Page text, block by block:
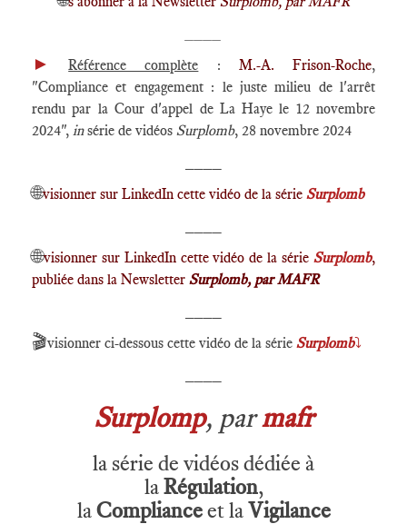
►Référence complète : M.-A. Frison-Roche,
"Compliance et engagement : le juste milieu de l'arrêt
rendu par la Cour d'appel de La Haye le 12 novembre
2024", insérie de vidéos Surplomb, 28 novembre 2024
🌐visionner sur LinkedIn cette vidéo de la série Surplomb
🌐visionner sur LinkedIn cette vidéo de la sérieSurplomb,
publiée dans la Newsletter Surplomb, par MAFR
🎬visionner ci-dessous cette vidéo de la série Surplomb⤵️
Surplomp, parmafr
la série de vidéos dédiée à
laRégulation,
laComplianceet laVigilance